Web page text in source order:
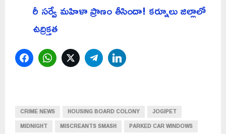
రీ సర్వే మహిళా ప్రాణం తీసిందా! కర్నూలు జిల్లాలో
ఉద్రిక్తత
FacebookWhatsAppTwitterTelegram
CRIME NEWS HOUSING BOARD COLONY
JOGIPET
MIDNIGHT
MISCREANTS SMASH
PARKED CAR WINDOWS